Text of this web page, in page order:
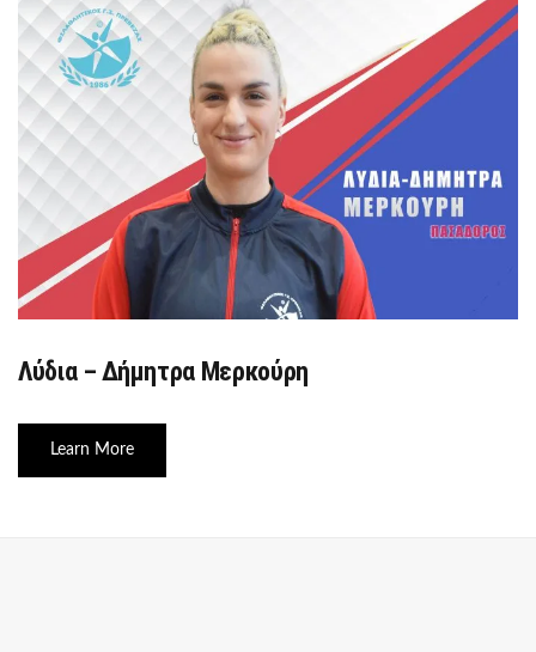
Λύδια – Δήμητρα Μερκούρη
Learn More